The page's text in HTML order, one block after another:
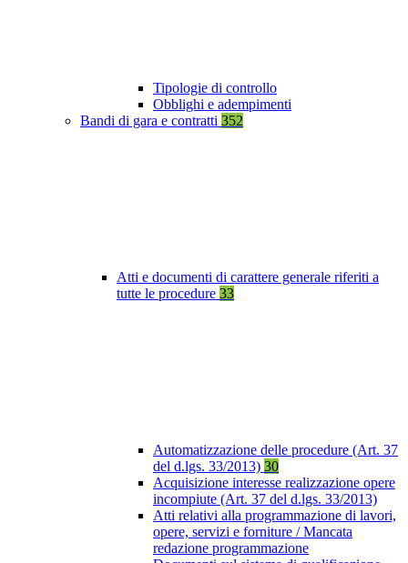
Tipologie di controllo
Obblighi e adempimenti
Bandi di gara e contratti 352
Atti e documenti di carattere generale riferiti a
tutte le procedure 33
Automatizzazione delle procedure (Art. 37
del d.lgs. 33/2013) 30
Acquisizione interesse realizzazione opere
incompiute (Art. 37 del d.lgs. 33/2013)
Atti relativi alla programmazione di lavori,
opere, servizi e forniture / Mancata
redazione programmazione